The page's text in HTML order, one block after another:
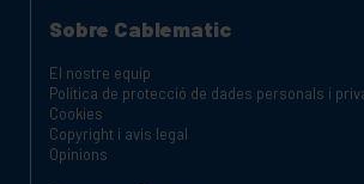
Sobre Cablematic
El nostre equip
Política de protecció de dades personals i
Cookies
Copyright i avis legal
Opinions